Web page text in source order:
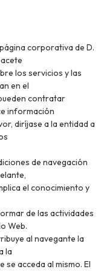
corporativa de D.
los servicios y las
en el
contratar
información
diríjase a la entidad a
de navegación
el conocimiento y
de las actividades
Web.
al navegante la
la
se acceda al mismo. El